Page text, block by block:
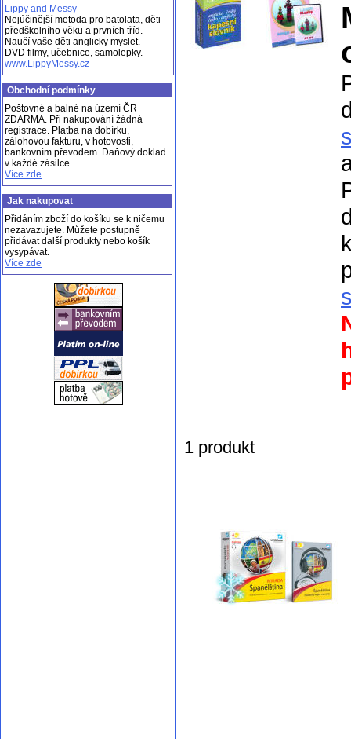
Lippy and Messy
Nejúčinější metoda pro batolata, děti
předškolního věku a prvních tříd.
Naučí vaše děti anglicky myslet.
DVD filmy, učebnice, samolepky.
www.LippyMessy.cz
Obchodní podmínky
Poštovné a balné na území ČR
ZDARMA. Při nakupování žádná
registrace. Platba na dobírku,
zálohovou fakturu, v hotovosti,
bankovním převodem. Daňový doklad
v každé zásilce.
Více zde
Jak nakupovat
Přidáním zboží do košíku se k ničemu
nezavazujete. Můžete postupně
přidávat další produkty nebo košík
vysypávat.
Více zde
1 produkt